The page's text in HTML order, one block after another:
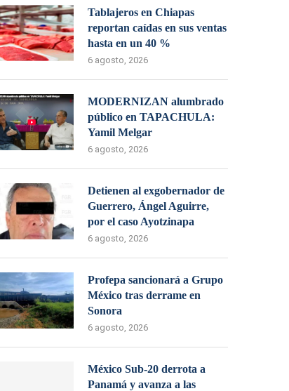
Tablajeros en Chiapas
reportan caídas en sus ventas
hasta en un 40 %
6 agosto, 2026
MODERNIZAN alumbrado
público en TAPACHULA:
Yamil Melgar
6 agosto, 2026
Detienen al exgobernador de
Guerrero, Ángel Aguirre,
por el caso Ayotzinapa
6 agosto, 2026
Profepa sancionará a Grupo
México tras derrame en
Sonora
6 agosto, 2026
México Sub-20 derrota a
Panamá y avanza a las